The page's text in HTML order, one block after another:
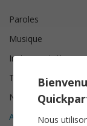
Paroles
Musique
Instrumentation
Tonalité
Nombre de pages
Avis clients (3)
Nous